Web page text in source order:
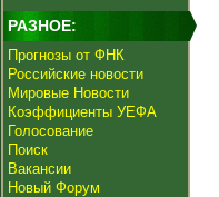
РАЗНОЕ:
Прогнозы от ФНК
Российские новости
Мировые Новости
Коэффициенты УЕФА
Голосование
Поиск
Вакансии
Новый Форум